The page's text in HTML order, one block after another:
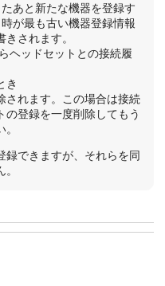
あと新たな機器を登録す
が最も古い機器登録情報
されます。
ヘッドセットとの接続履
き
されます。この場合は接続
の登録を一度削除してもう
録できますが、それらを同